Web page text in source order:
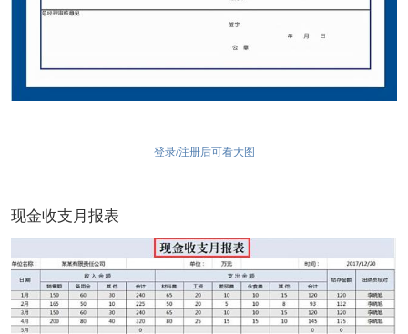
登录/注册后可看大图
现金收支月报表